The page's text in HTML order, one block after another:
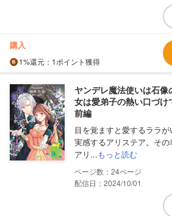
購入
1%還元 ：1ポイント獲得
ヤンデレ魔法使いは石
女は愛弟子の熱い口づ
前編
目を覚ますと愛するララ
実感するアリステア。そ
アリ...もっと読む
24
配信日：2024/10/01